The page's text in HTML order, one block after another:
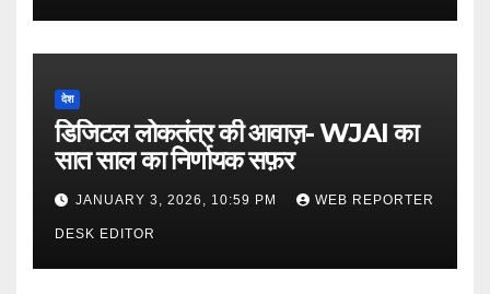
देश
डिजिटल लोकतंत्र की आवाज़- WJAI का
सात साल का निर्णायक सफ़र
JANUARY 3, 2026, 10:59 PM WEB REPORTER
DESK EDITOR